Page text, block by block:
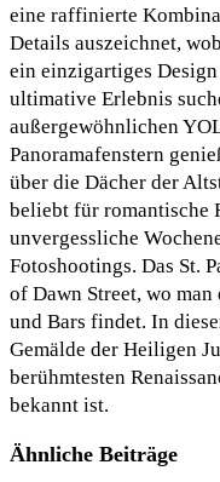
eine raffinierte
Details auszeichnet,
ein einzigartiges
ultimative Erlebnis
außergewöhnlichen
Panoramafenstern
über die Dächer der
beliebt für romantische
unvergessliche
Fotoshootings. Das St.
of Dawn Street, wo
und Bars findet. In
Gemälde der Heiligen
berühmtesten
bekannt ist.
Ähnliche Beiträge